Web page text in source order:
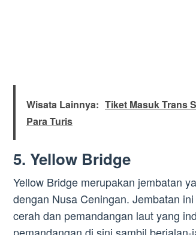
Wisata Lainnya: Tiket Masuk Trans
Para Turis
5. Yellow Bridge
Yellow Bridge merupakan jembatan
dengan Nusa Ceningan. Jembatan
cerah dan pemandangan laut yang